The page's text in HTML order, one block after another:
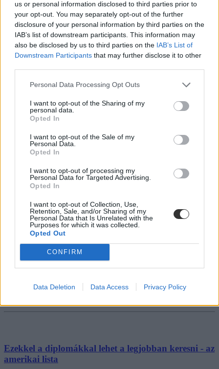
us or personal information disclosed to third parties prior to
your opt-out. You may separately opt-out of the further
disclosure of your personal information by third parties on the
IAB’s list of downstream participants. This information may
also be disclosed by us to third parties on the IAB’s List of
Downstream Participants that may further disclose it to other
Personal Data Processing Opt Outs
I want to opt-out of the Sharing of my
personal data.
Opted In
I want to opt-out of the Sale of my
Personal Data.
Opted In
I want to opt-out of processing my
Personal Data for Targeted Advertising.
Opted In
I want to opt-out of Collection, Use,
Retention, Sale, and/or Sharing of my
Personal Data that Is Unrelated with the
Purposes for which it was collected.
Opted Out
CONFIRM
Data Deletion Data Access Privacy Policy
Amerikában már repedezik, amit itthon most
akarnak kialakítani
Az Egyesült Államokban már lazítanának azon az
intézményrendszeren, amelyet Magyarországon most akar létrehozni
a kormány. Az amerikai közösségi főiskolák, vagyis a community
college-ok már több mint húsz államban indítanak alapképzéseket is,
most Kalifornia is csatlakozna az új trendhez - írja az Inside Higher
Ezekkel a diplomákkal lehet a legjobban keresni - az
amerikai lista